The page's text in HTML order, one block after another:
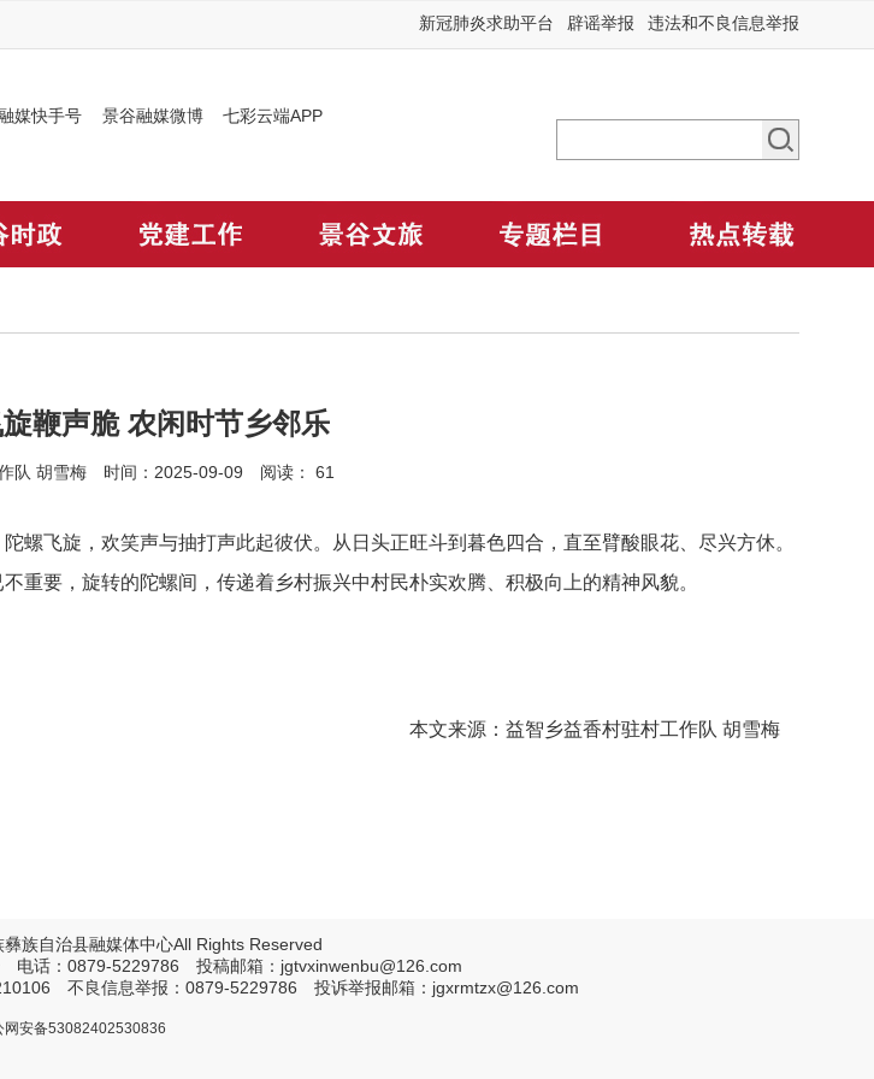
新冠肺炎求助平台 辟谣举报 违法和不良信息举报
媒快手号 景谷融媒微博 七彩云端APP
鞭声脆 农闲时节乡邻乐
队 胡雪梅 时间：2025-09-09 阅读： 61
螺飞旋，欢笑声与抽打声此起彼伏。从日头正旺斗到暮色四合，直至臂酸眼花、尽兴方休。
要，旋转的陀螺间，传递着乡村振兴中村民朴实欢腾、积极向上的精神风貌。
本文来源：益智乡益香村驻村工作队 胡雪梅
族自治县融媒体中心All Rights Reserved
电话：0879-5229786 投稿邮箱：jgtvxinwenbu@126.com
不良信息举报：0879-5229786 投诉举报邮箱：jgxrmtzx@126.com
网安备53082402530836